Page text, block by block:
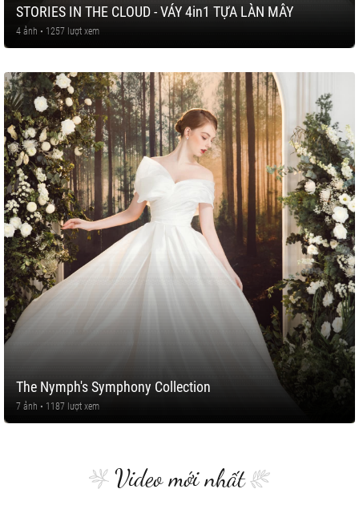
STORIES IN THE CLOUD - VÁY 4in1 TỰA LÀN MÂY
4 ảnh • 1257 lượt xem
The Nymph's Symphony Collection
7 ảnh • 1187 lượt xem
Video mới nhất